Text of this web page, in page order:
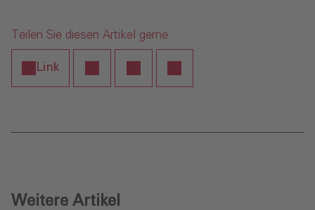
Teilen Sie diesen Artikel gerne
Link
Weitere Artikel